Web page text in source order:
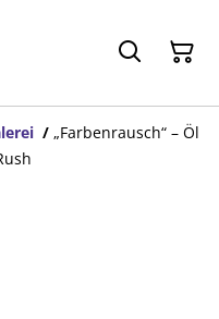
/ „Farbenrausch“ – Öl